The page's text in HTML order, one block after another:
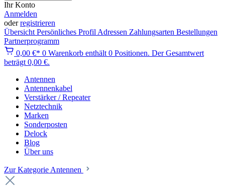
Ihr Konto
Anmelden
oderregistrieren
Übersicht Persönliches Profil Adressen Zahlungsarten Bestellungen
Partnerprogramm
0,00 €* 0 Warenkorb enthält 0 Positionen. Der Gesamtwert
beträgt 0,00 €.
Antennen
Antennenkabel
Verstärker / Repeater
Netztechnik
Marken
Sonderposten
Delock
Blog
Über uns
Zur Kategorie Antennen